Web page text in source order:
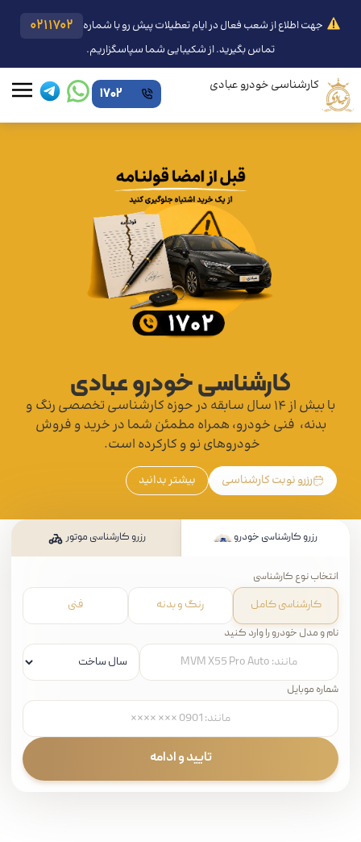
جهت اطلاع از شعب فعال در ایام تعطیلات پیش رو با شماره 0211702
تماس بگیرید. از شکیبایی شما سپاسگزاریم.
کارشناسی خودرو عبادی 1702
کارشناسی خودرو عبادی
با بیش از 14 سال سابقه در حوزه کارشناسی تخصصی رنگ و
بدنه، فنی خودرو، همراه مطمئن شما در خرید و فروش
خودروهای نو و کارکرده است.
رزرو نوبت کارشناسی بیشتر بدانید
رزرو کارشناسی خودرو رزرو کارشناسی موتور
انتخاب نوع کارشناسی
کارشناسی کامل رنگ و بدنه فنی
نام و مدل خودرو را وارد کنید
شماره موبایل
تایید و ادامه